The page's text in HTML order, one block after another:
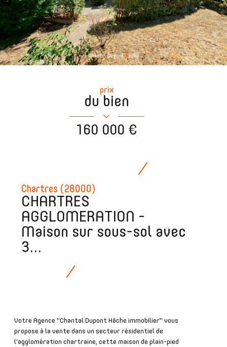
Chartres (28000)
CHARTRES
AGGLOMERATION -
Maison sur sous-sol avec
3...
Votre Agence "Chantal Dupont Hâche immobilier" vous
propose à la vente dans un secteur résidentiel de
l'agglomération chartraine, cette maison de plain-pied
prix
du bien
160 000 €